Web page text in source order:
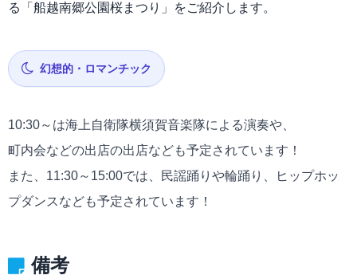
る「船越南郷公園桜まつり」をご紹介します。
幻想的・ロマンチック
10:30～は海上自衛隊横須賀音楽隊による演奏や、
町内会などの出店の出店なども予定されています！
また、11:30～15:00では、民謡踊りや輪踊り、ヒップホッ
プダンスなども予定されています！
備考